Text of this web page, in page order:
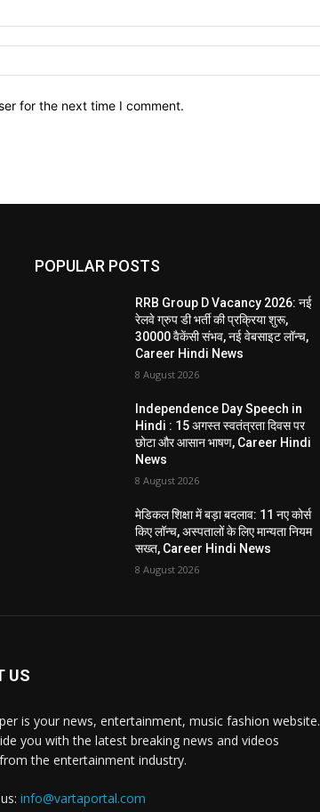
for the next time I comment.
POPULAR POSTS
RRB Group D Vacancy 2026: नई
रेलवे ग्रुप डी भर्ती की प्रक्रिया शुरू,
30000 वैकेंसी संभव, नई वेबसाइट लॉन्च,
Career Hindi News
8 August 2026
Independence Day Speech in
Hindi : 15 अगस्त स्वतंत्रता दिवस पर
छोटा और आसान भाषण, Career Hindi
News
8 August 2026
मेडिकल शिक्षा में बड़ा बदलाव: 11 नए कोर्स
किए लॉन्च, अस्पतालों के लिए मान्यता नियम
सख्त, Career Hindi News
8 August 2026
US
is your news, entertainment, music fashion website.
you with the latest breaking news and videos
the entertainment industry.
info@vartaportal.com